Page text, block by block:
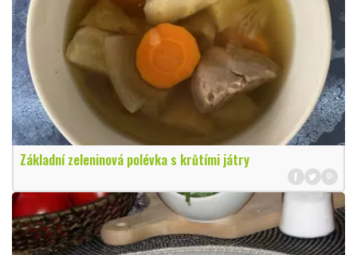
Základní zeleninová polévka s krůtími játry